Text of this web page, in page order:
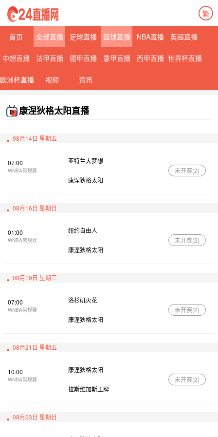
繁
首页 全部直播 足球直播 篮球直播 NBA直播 英超直播
中超直播 法甲直播 德甲直播 意甲直播 西甲直播 世界杯直播
欧洲杯直播 视频 资讯
康涅狄格太阳直播
08月14日 星期五
07:00
WNBA常规赛
亚特兰大梦想
康涅狄格太阳
未开赛(2)
08月16日 星期日
01:00
WNBA常规赛
纽约自由人
康涅狄格太阳
未开赛(2)
08月19日 星期三
07:00
WNBA常规赛
洛杉矶火花
康涅狄格太阳
未开赛(2)
08月21日 星期五
10:00
WNBA常规赛
康涅狄格太阳
拉斯维加斯王牌
未开赛(2)
08月23日 星期日